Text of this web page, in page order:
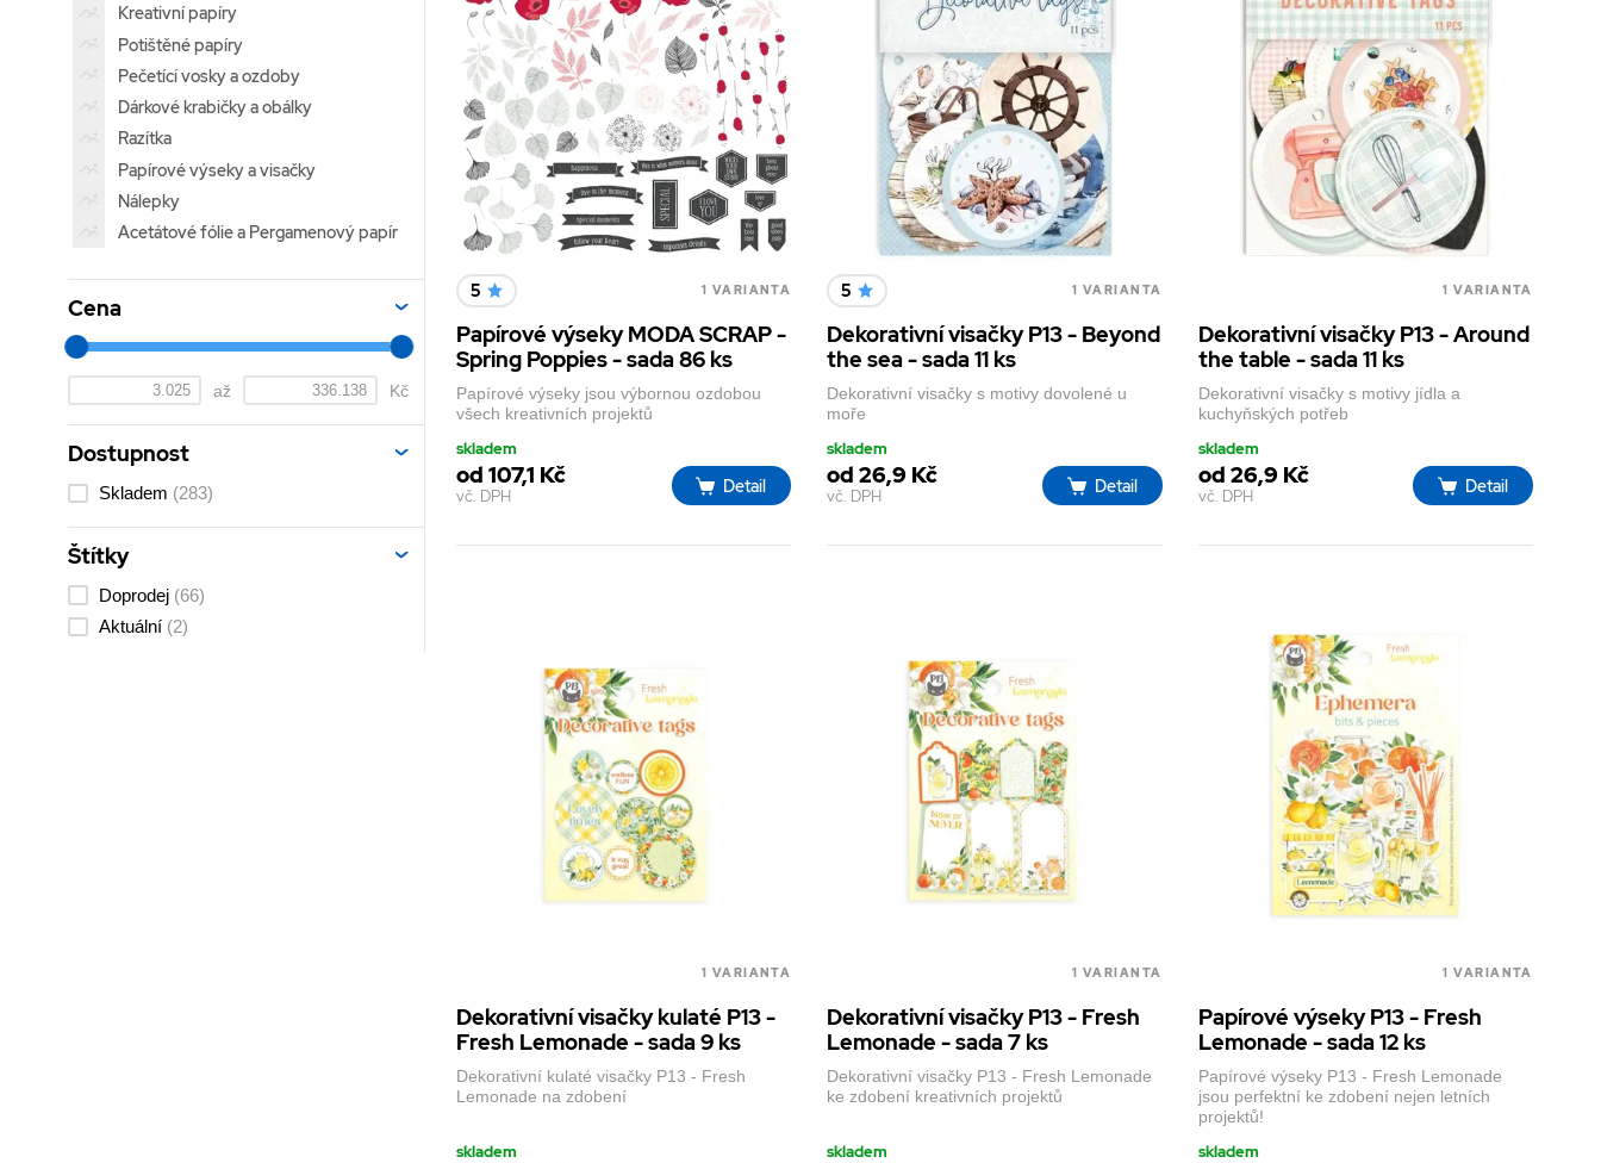
Kreativní papíry
Potištěné papíry
Pečetící vosky a ozdoby
Dárkové krabičky a obálky
Razítka
Papírové výseky a visačky
Nálepky
Acetátové fólie a Pergamenový papír
Cena
až Kč
Dostupnost
Skladem (283)
Štítky
Doprodej (66)
Aktuální (2)
5 1 VARIANTA
Papírové výseky MODA SCRAP -
Spring Poppies - sada 86 ks
Papírové výseky jsou výbornou ozdobou
všech kreativních projektů
skladem
od 107,1 Kč
vč. DPH Detail
5 1 VARIANTA
Dekorativní visačky P13 - Beyond
the sea - sada 11 ks
Dekorativní visačky s motivy dovolené u
moře
skladem
od 26,9 Kč
vč. DPH Detail
1 VARIANTA
Dekorativní visačky P13 - Around
the table - sada 11 ks
Dekorativní visačky s motivy jídla a
kuchyňských potřeb
skladem
od 26,9 Kč
vč. DPH Detail
1 VARIANTA
Dekorativní visačky kulaté P13 -
Fresh Lemonade - sada 9 ks
Dekorativní kulaté visačky P13 - Fresh
Lemonade na zdobení
skladem
1 VARIANTA
Dekorativní visačky P13 - Fresh
Lemonade - sada 7 ks
Dekorativní visačky P13 - Fresh Lemonade
ke zdobení kreativních projektů
skladem
1 VARIANTA
Papírové výseky P13 - Fresh
Lemonade - sada 12 ks
Papírové výseky P13 - Fresh Lemonade
jsou perfektní ke zdobení nejen letních
projektů!
skladem